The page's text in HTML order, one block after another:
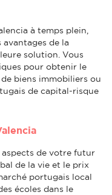
à temps plein,
de la
solution. Vous
pour obtenir le
biens immobiliers ou
de capital-risque
de votre futur
de la vie et le prix
portugais local
écoles dans le